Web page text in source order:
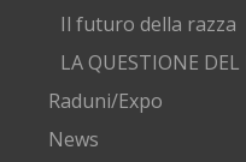
Il futuro della razza
LA QUESTIONE
Raduni/Expo
News